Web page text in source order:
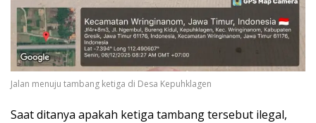
Jalan menuju tambang ketiga di Desa Kepuhklagen
Saat ditanya apakah ketiga tambang tersebut ilegal,